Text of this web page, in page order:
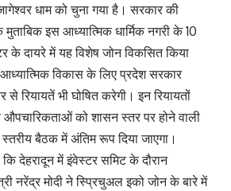
धाम को चुना गया है। सरकार की
इस आध्यात्मिक धार्मिक नगरी के 10
के दायरे में यह विशेष जोन विकसित किया
विकास के लिए प्रदेश सरकार
रियायतें भी घोषित करेगी। इन रियायतों
को शासन स्तर पर होने वाली
बैठक में अंतिम रूप दिया जाएगा।
कि देहरादून में इंवेस्टर समिट के दौरान
नरेंद्र मोदी ने स्प्रिचुअल इको जोन के बारे में